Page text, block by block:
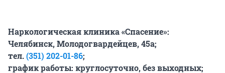
Наркологическая клиника «Спасение»:
Челябинск,Молодогвардейцев, 45а;
тел.(351) 202-01-86;
график работы: круглосуточно, без выходных;